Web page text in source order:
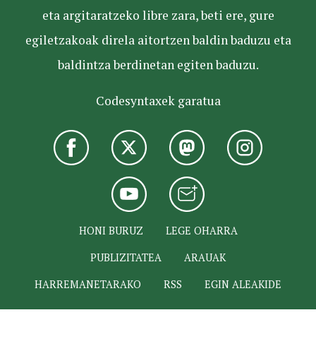
eta argitaratzeko libre zara, beti ere, gure
egiletzakoak direla aitortzen baldin baduzu eta
baldintza berdinetan egiten baduzu.
Codesyntaxek garatua
HONI BURUZ
LEGE OHARRA
PUBLIZITATEA
ARAUAK
HARREMANETARAKO
RSS EGIN ALEAKIDE